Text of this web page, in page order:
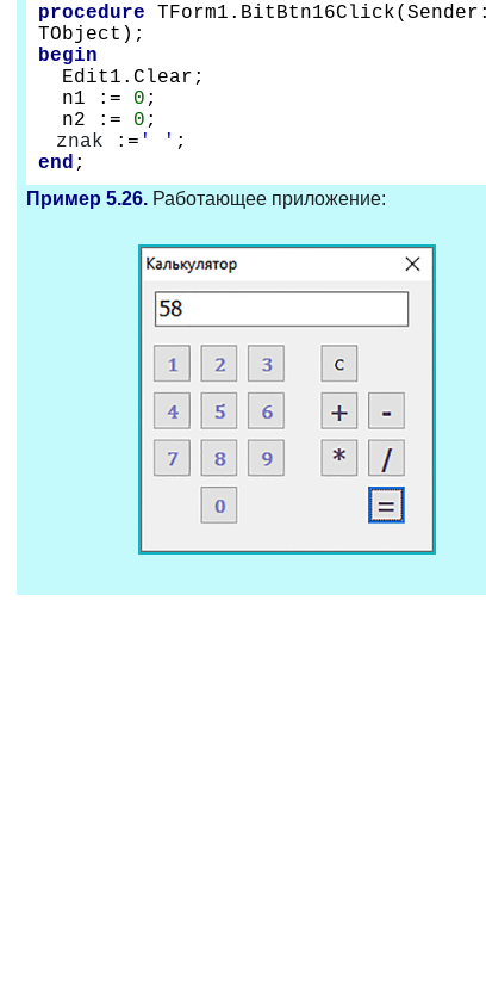
procedure
TForm1.BitBtn16Click(Sender:
TObject);
begin
Edit1.Clear;
n1 := 0 ;
n2 := 0 ;
znak := ' ' ;
end ;
Пример 5.26. Работающее приложение: